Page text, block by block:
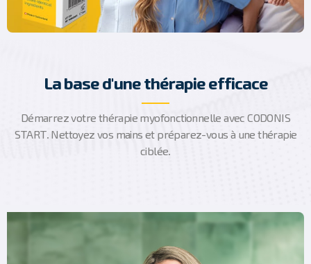
La base d'une thérapie efficace
Démarrez votre thérapie myofonctionnelle avec CODONIS
START. Nettoyez vos mains et préparez-vous à une thérapie
ciblée.